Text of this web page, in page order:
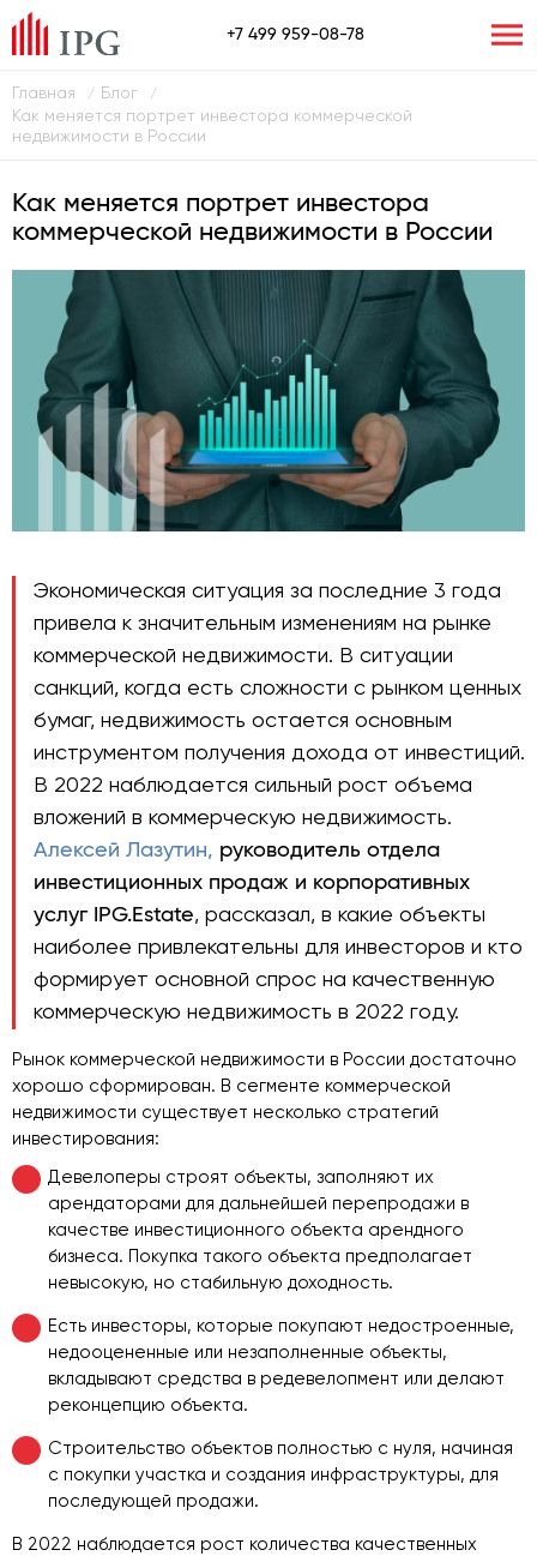
+7 499 959-08-78
Главная / Блог /
Как меняется портрет инвестора коммерческой
недвижимости в России
Как меняется портрет инвестора
коммерческой недвижимости в России
Экономическая ситуация за последние 3 года
привела к значительным изменениям на рынке
коммерческой недвижимости. В ситуации
санкций, когда есть сложности с рынком ценных
бумаг, недвижимость остается основным
инструментом получения дохода от инвестиций.
В 2022 наблюдается сильный рост объема
вложений в коммерческую недвижимость.
Алексей Лазутин, руководитель отдела
инвестиционных продаж и корпоративных
услуг IPG.Estate, рассказал, в какие объекты
наиболее привлекательны для инвесторов и кто
формирует основной спрос на качественную
коммерческую недвижимость в 2022 году.
Рынок коммерческой недвижимости в России достаточно
хорошо сформирован. В сегменте коммерческой
недвижимости существует несколько стратегий
инвестирования:
Девелоперы строят объекты, заполняют их
арендаторами для дальнейшей перепродажи в
качестве инвестиционного объекта арендного
бизнеса. Покупка такого объекта предполагает
невысокую, но стабильную доходность.
Есть инвесторы, которые покупают недостроенные,
недооцененные или незаполненные объекты,
вкладывают средства в редевелопмент или делают
реконцепцию объекта.
Строительство объектов полностью с нуля, начиная
с покупки участка и создания инфраструктуры, для
последующей продажи.
В 2022 наблюдается рост количества качественных